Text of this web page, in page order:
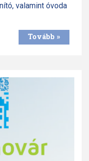
valamint óvoda
Tovább »